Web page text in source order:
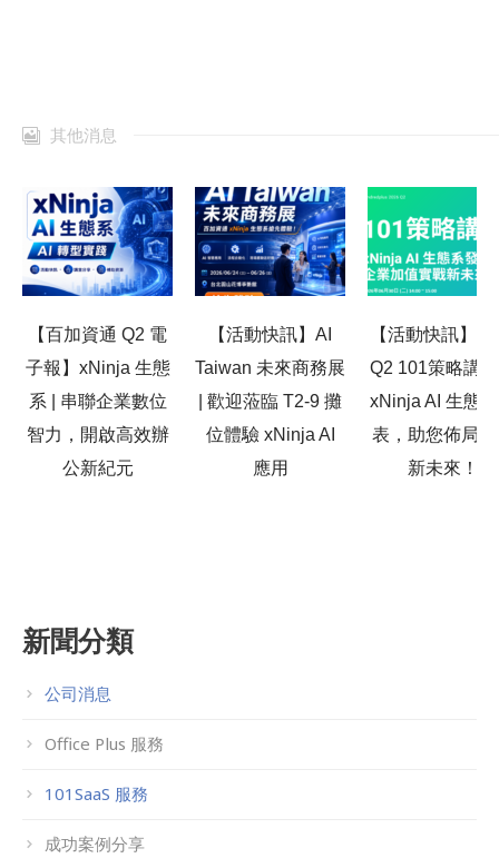
其他消息
【百加資通 Q2 電
子報】xNinja 生態
系 | 串聯企業數位
智力，開啟高效辦
公新紀元
【活動快訊】AI
Taiwan 未來商務展
| 歡迎蒞臨 T2-9 攤
位體驗 xNinja AI
應用
【活動快訊】
Q2 101策略講
xNinja AI 生態
表，助您佈局
新未來！
新聞分類
公司消息
Office Plus 服務
101SaaS 服務
成功案例分享